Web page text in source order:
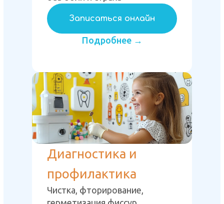
Записаться онлайн
Подробнее →
Диагностика и
профилактика
Чистка, фторирование,